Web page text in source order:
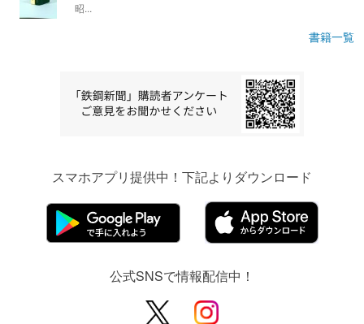
昭...
書籍一覧
スマホアプリ提供中！下記よりダウンロード
公式SNSで情報配信中！